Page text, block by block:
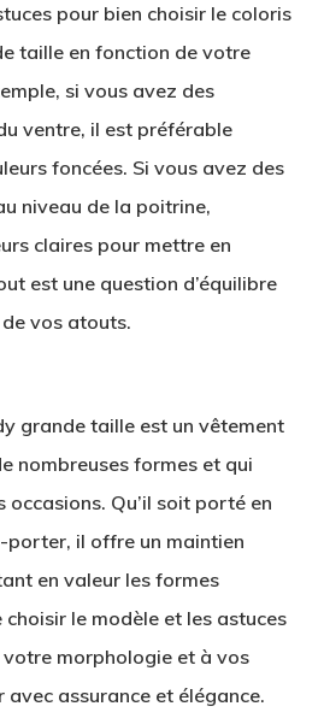
pour bien choisir le coloris
taille en fonction de votre
si vous avez des
ventre, il est préférable
foncées. Si vous avez des
niveau de la poitrine,
claires pour mettre en
est une question d’équilibre
vos atouts.
grande taille est un vêtement
nombreuses formes et qui
occasions. Qu’il soit porté en
porter, il offre un maintien
en valeur les formes
le modèle et les astuces
morphologie et à vos
assurance et élégance.